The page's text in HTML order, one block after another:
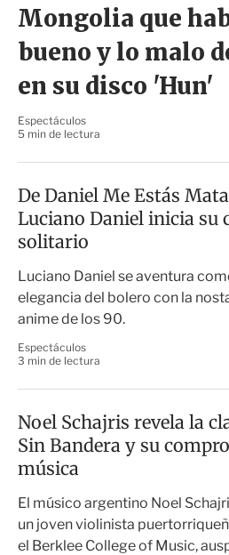
Mongolia que
bueno y lo malo
en su disco 'Hun'
Espectáculos
5 min de lectura
De Daniel Me Estás
Luciano Daniel inicia su
solitario
Luciano Daniel se aventura
elegancia del bolero con la
anime de los 90.
Espectáculos
3 min de lectura
Noel Schajris revela la
Sin Bandera y su
música
El músico argentino Noel
un joven violinista
el Berklee College of Music,